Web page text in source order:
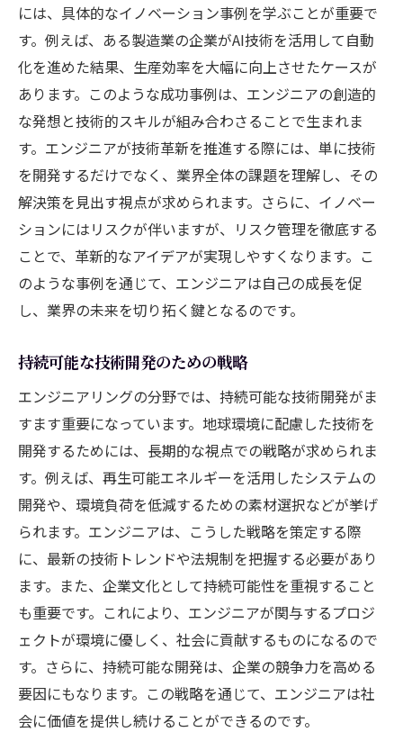
には、具体的なイノベーション事例を学ぶことが重要で
す。例えば、ある製造業の企業がAI技術を活用して自動
化を進めた結果、生産効率を大幅に向上させたケースが
あります。このような成功事例は、エンジニアの創造的
な発想と技術的スキルが組み合わさることで生まれま
す。エンジニアが技術革新を推進する際には、単に技術
を開発するだけでなく、業界全体の課題を理解し、その
解決策を見出す視点が求められます。さらに、イノベー
ションにはリスクが伴いますが、リスク管理を徹底する
ことで、革新的なアイデアが実現しやすくなります。こ
のような事例を通じて、エンジニアは自己の成長を促
し、業界の未来を切り拓く鍵となるのです。
持続可能な技術開発のための戦略
エンジニアリングの分野では、持続可能な技術開発がま
すます重要になっています。地球環境に配慮した技術を
開発するためには、長期的な視点での戦略が求められま
す。例えば、再生可能エネルギーを活用したシステムの
開発や、環境負荷を低減するための素材選択などが挙げ
られます。エンジニアは、こうした戦略を策定する際
に、最新の技術トレンドや法規制を把握する必要があり
ます。また、企業文化として持続可能性を重視すること
も重要です。これにより、エンジニアが関与するプロジ
ェクトが環境に優しく、社会に貢献するものになるので
す。さらに、持続可能な開発は、企業の競争力を高める
要因にもなります。この戦略を通じて、エンジニアは社
会に価値を提供し続けることができるのです。